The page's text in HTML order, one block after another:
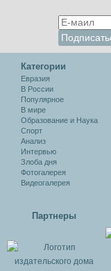
Категории
Евразия
В России
Популярное
В мире
Образование и Наука
Спорт
Анализ
Интервью
Злоба дня
Фотогалерея
Видеогалерея
Партнеры